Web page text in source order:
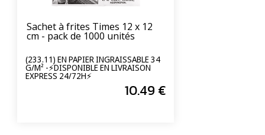
Sachet à frites Times 12 x 12
cm - pack de 1000 unités
(233.11) EN PAPIER INGRAISSABLE 34
G/M² -⚡DISPONIBLE EN LIVRAISON
EXPRESS 24/72H⚡
10.49 €